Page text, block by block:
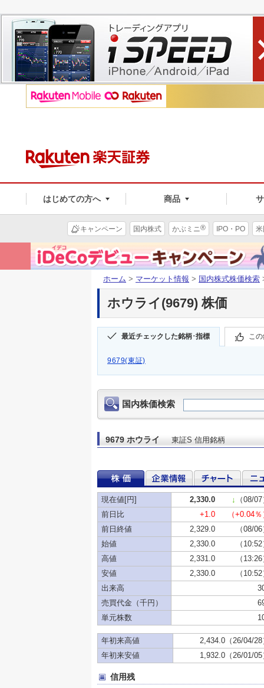
はじめての方へ 商品
キャンペーン 国内株式 かぶミニ® IPO・PO
ホーム > マーケット情報 > 国内株式株価検索
ホウライ(9679) 株価
最近チェックした銘柄･指標 こ
9679(東証)